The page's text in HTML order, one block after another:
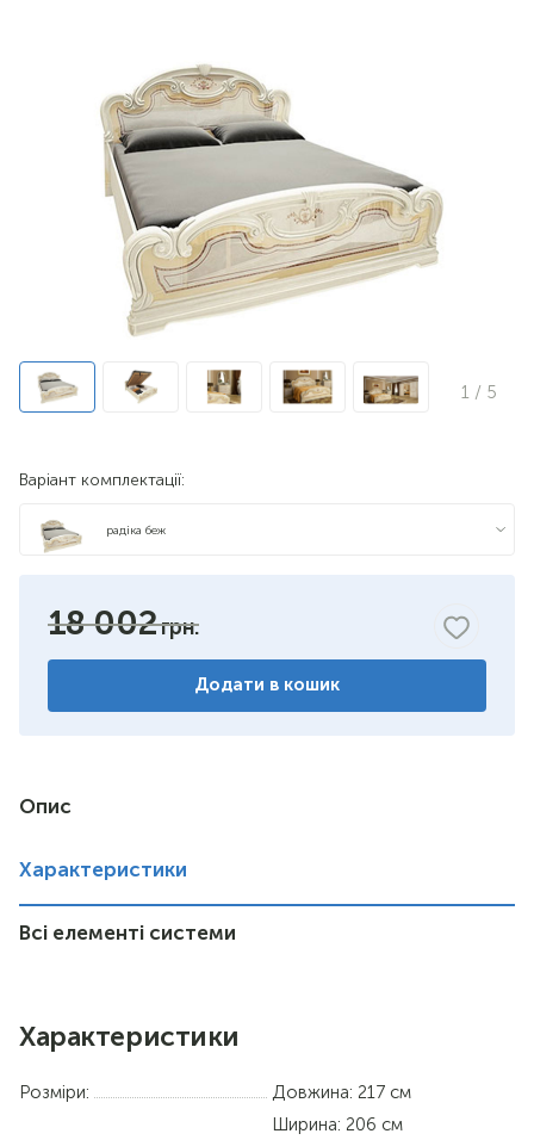
1 / 5
Варіант комплектації:
радіка беж
18 002
Додати в кошик
Опис
Характеристики
Всі елементі системи
Характеристики
Розміри:
Довжина: 217 см
Ширина: 206 см